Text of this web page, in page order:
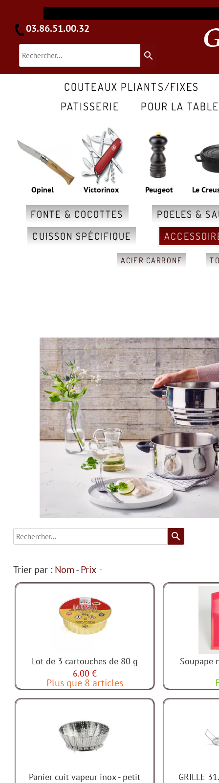
search
FONTE & COCOTTES
POELES &
CUISSON SPÉCIFIQUE
Peugeot Le
Victorinox
Opinel
COUTEAUX PLIANTS/FIXES
PATISSERIE
POUR LA TABLE
03.86.51.00.32
ACIER CARBONE
search
Trier par : Nom-Prix
Lot de 3 cartouches de 80 g
6.00 €
Plus que 8 articles
Soupape
Panier cuit vapeur inox - petit
GRILLE